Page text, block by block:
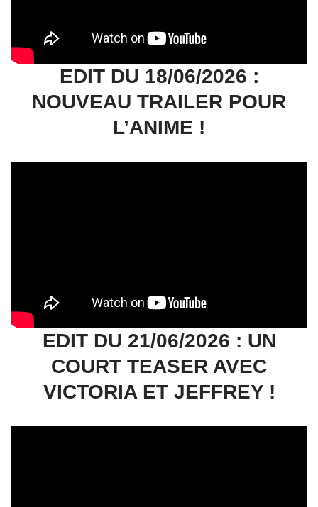
EDIT DU 18/06/2026 :
NOUVEAU TRAILER POUR
L’ANIME !
EDIT DU 21/06/2026 : UN
COURT TEASER AVEC
VICTORIA ET JEFFREY !